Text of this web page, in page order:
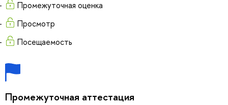
Промежуточная оценка
Просмотр
Посещаемость
Промежуточная аттестация